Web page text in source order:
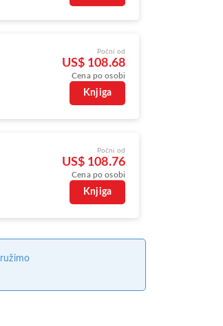
Počni od
US$ 108.68
Cena po osobi
Knjiga
Počni od
US$ 108.76
Cena po osobi
Knjiga